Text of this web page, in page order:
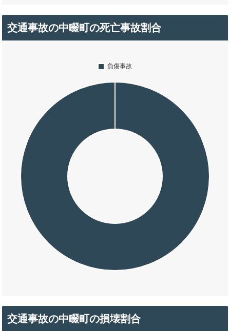
交通事故の中畷町の死亡事故割合
交通事故の中畷町の損壊割合